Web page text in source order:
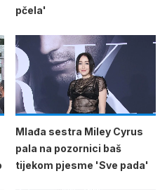
pčela'
Mlađa sestra Miley Cyrus
pala na pozornici baš
tijekom pjesme 'Sve pada'